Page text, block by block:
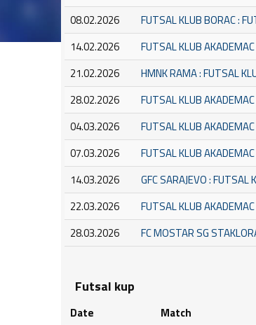
08.02.2026
FUTSAL KLUB BORAC :
14.02.2026
FUTSAL KLUB AKADEMAC
21.02.2026
HMNK RAMA : FUTSAL
28.02.2026
FUTSAL KLUB
04.03.2026
FUTSAL KLUB
07.03.2026
FUTSAL KLUB
14.03.2026
GFC SARAJEVO : FUTSAL
22.03.2026
FUTSAL KLUB
28.03.2026
FC MOSTAR SG
Futsal kup
Date Match